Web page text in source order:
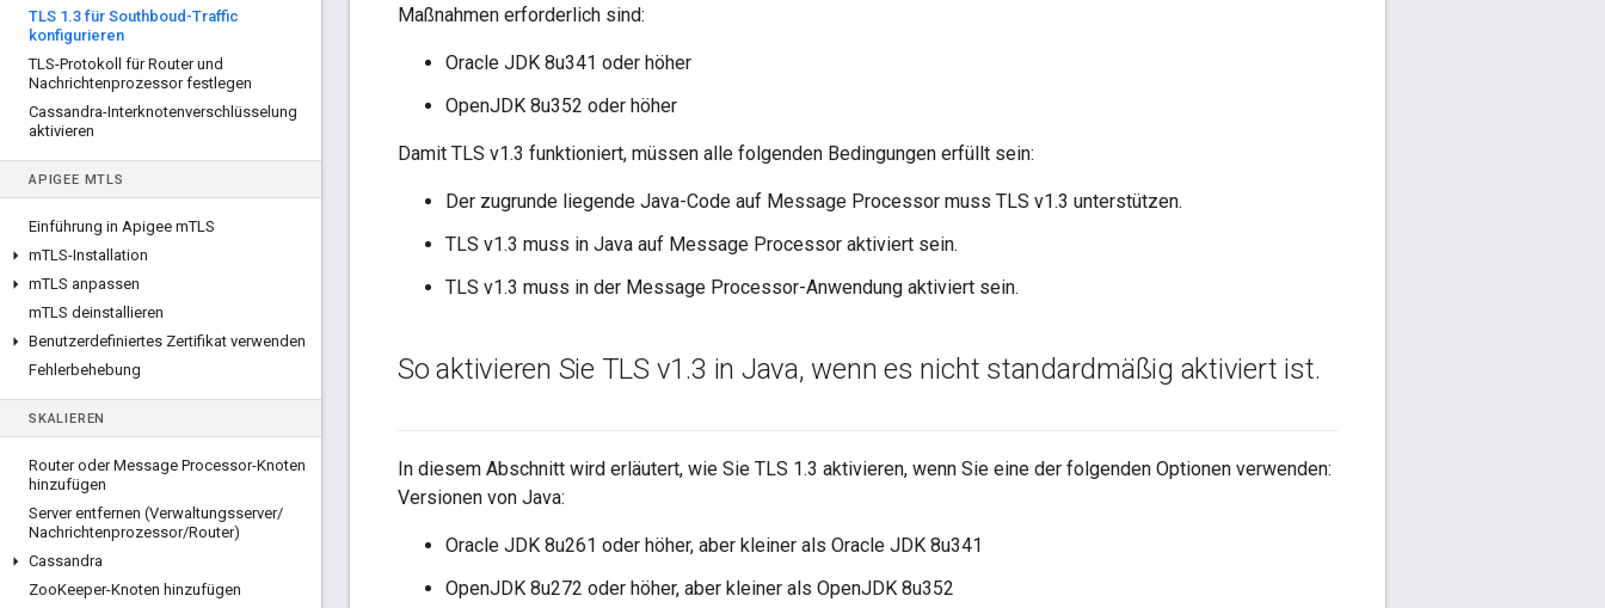
TLS 1.3 für Southboud-Traffic
konfigurieren
TLS-Protokoll für Router und
Nachrichtenprozessor festlegen
Cassandra-Interknotenverschlüsselung
aktivieren
APIGEE MTLS
Einführung in Apigee mTLS
mTLS-Installation
mTLS anpassen
mTLS deinstallieren
Benutzerdefiniertes Zertifikat verwenden
Fehlerbehebung
SKALIEREN
Router oder Message Processor-Knoten
hinzufügen
Server entfernen (Verwaltungsserver/
Nachrichtenprozessor/Router)
Cassandra
ZooKeeper-Knoten hinzufügen
Maßnahmen erforderlich sind:
Oracle JDK 8u341 oder höher
OpenJDK 8u352 oder höher
Damit TLS v1.3 funktioniert, müssen alle folgenden Bedingungen erfüllt sein:
Der zugrunde liegende Java-Code auf Message Processor muss TLS v1.3 unterstützen.
TLS v1.3 muss in Java auf Message Processor aktiviert sein.
TLS v1.3 muss in der Message Processor-Anwendung aktiviert sein.
So aktivieren Sie TLS v1.3 in Java, wenn es nicht standardmäßig aktiviert ist.
In diesem Abschnitt wird erläutert, wie Sie TLS 1.3 aktivieren, wenn Sie eine der folgenden Optionen verwenden:
Versionen von Java:
Oracle JDK 8u261 oder höher, aber kleiner als Oracle JDK 8u341
OpenJDK 8u272 oder höher, aber kleiner als OpenJDK 8u352